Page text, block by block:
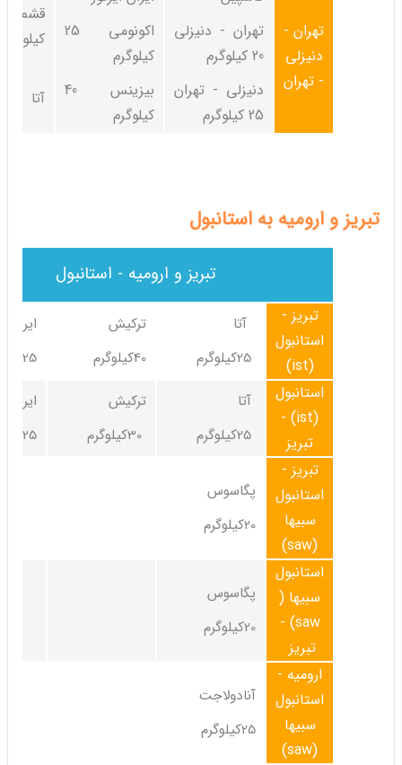
کیلوگرم
آتا 20 کیلوگرم
اکونومی 25
کیلوگرم
بیزینس 40
کیلوگرم
تهران - دنیزلی
20 کیلوگرم
دنیزلی - تهران
25 کیلوگرم
تهران -
دنیزلی
- تهران
تبریز و ارومیه به استانبول
تبریز و ارومیه - استانبول
ایران
25کیلوگرم
ترکیش
40کیلوگرم
آتا
تبریز -
استانبول
(ist)
ایران
25کیلوگرم
ترکیش
آتا
استانبول
(ist) -
تبریز
پگاسوس
20کیلوگرم
تبریز -
استانبول
سبیها
(saw)
پگاسوس
20کیلوگرم
استانبول
سبیها (
saw) -
تبریز
آنادولاجت
25کیلوگرم
ارومیه -
استانبول
سبیها
(saw)